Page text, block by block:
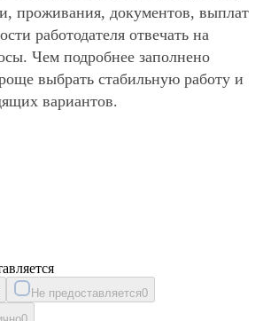
проживания, документов, выплат
работодателя отвечать на
Чем подробнее заполнено
выбрать стабильную работу и
вариантов.
Не предоставляется0